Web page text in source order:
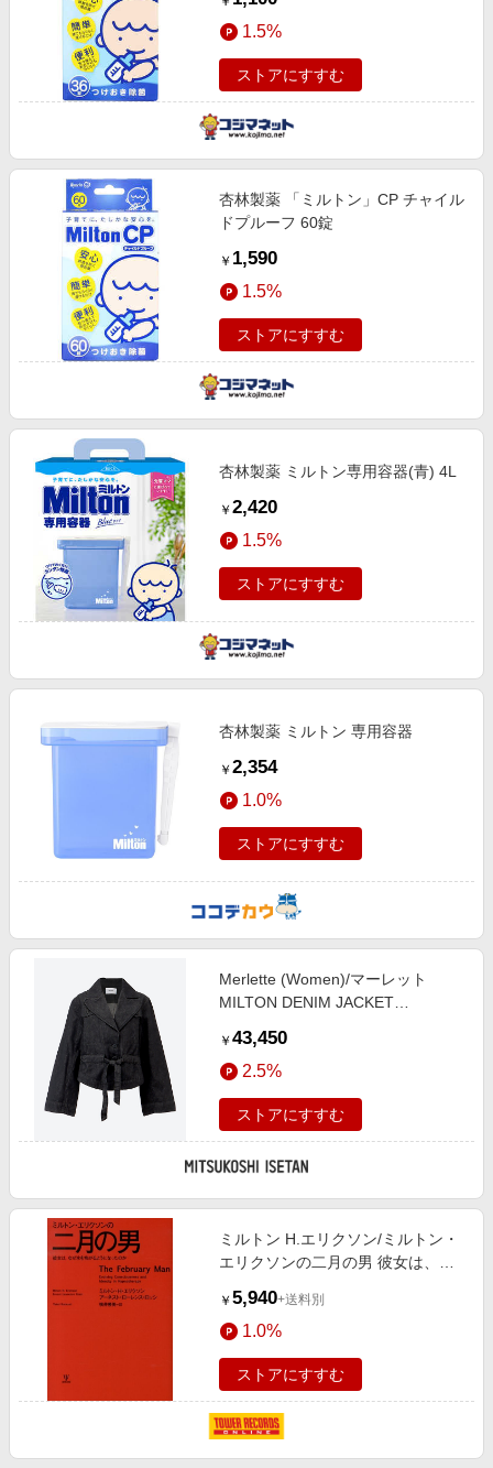
1.5%
ストアにすすむ
杏林製薬 「ミルトン」CP チャイル
ドプルーフ 60錠
￥ 1,590
1.5%
ストアにすすむ
杏林製薬 ミルトン専用容器(青) 4L
￥ 2,420
1.5%
ストアにすすむ
杏林製薬 ミルトン 専用容器
￥ 2,354
1.0%
ストアにすすむ
Merlette (Women)/マーレット
MILTON DENIM JACKET
ジャケット【三越伊勢丹/公式】
￥ 43,450
2.5%
ストアにすすむ
ミルトン H.エリクソン/ミルトン・
エリクソンの二月の男 彼女は、な
[9784772412957]
￥ 5,940+送料別
1.0%
ストアにすすむ